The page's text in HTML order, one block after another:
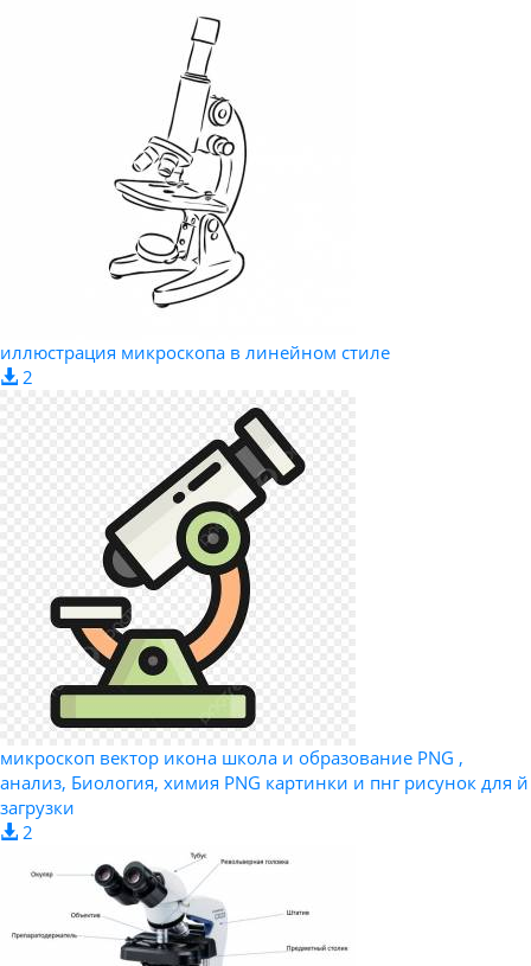
иллюстрация микроскопа в линейном стиле
2
микроскоп вектор икона школа и образование PNG ,
анализ, Биология, химия PNG картинки и пнг рисунок для й
загрузки
2